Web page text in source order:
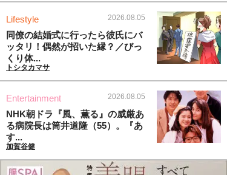
Lifestyle 2026.08.05
同僚の結婚式に行ったら彼氏にバ
ッタリ！偶然が招いた縁？／びっ
くり体...
トシタカマサ
Entertainment 2026.08.05
NHK朝ドラ『風、薫る』の威厳あ
る病院長は筒井道隆（55）。『あ
す...
加賀谷健